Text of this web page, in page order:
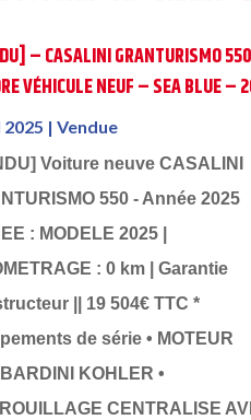
– CASALINI GRANTURISMO
VÉHICULE NEUF – SEA BLUE –
2025 | Vendue
Voiture neuve CASALINI
550 - Année 2025
: MODELE 2025 |
: 0 km | Garantie
|| 19 504€ TTC *
de série • MOTEUR
KOHLER •
CENTRALISE